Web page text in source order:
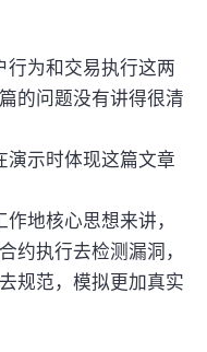
行为和交易执行这两
的问题没有讲得很清
演示时体现这篇文章
地核心思想来讲，
约执行去检测漏洞，
规范，模拟更加真实